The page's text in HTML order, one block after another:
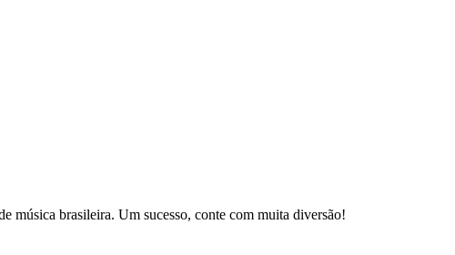
brasileira. Um sucesso, conte com muita diversão!